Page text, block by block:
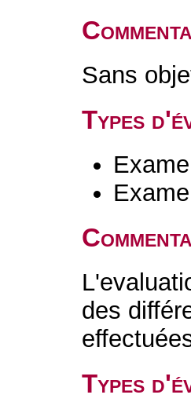
Sans
Types
des
Types